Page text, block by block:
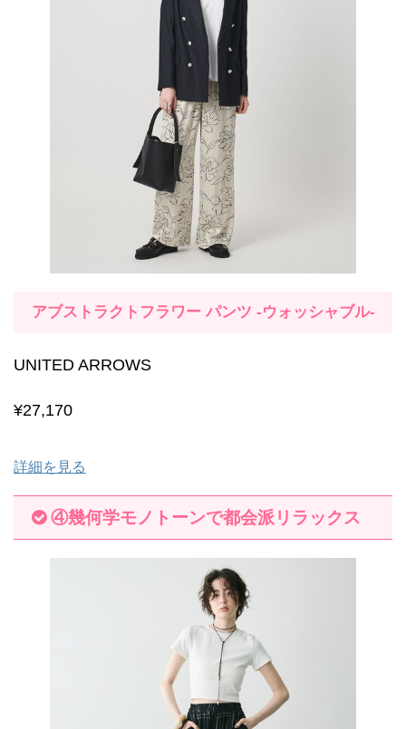
アブストラクトフラワー パンツ ‐ウォッシャブル‐
UNITED ARROWS
¥27,170
詳細を見る
④幾何学モノトーンで都会派リラックス